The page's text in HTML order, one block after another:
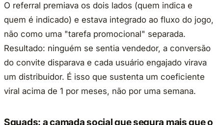
O referral premiava os dois lados (quem indica e
quem é indicado) e estava integrado ao fluxo do jogo,
não como uma "tarefa promocional" separada.
Resultado: ninguém se sentia vendedor, a conversão
do convite disparava e cada usuário engajado virava
um distribuidor. É isso que sustenta um coeficiente
viral acima de 1 por meses, não por uma semana.
Squads: a camada social que segura mais que o